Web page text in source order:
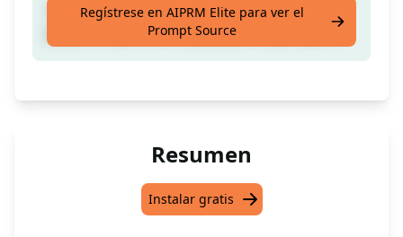
Crea el mejor título, descripción meta y
palabra clave de enfoque para tu producto
Regístrese en AIPRM Elite para ver el
Prompt Source
Resumen
Instalar gratis